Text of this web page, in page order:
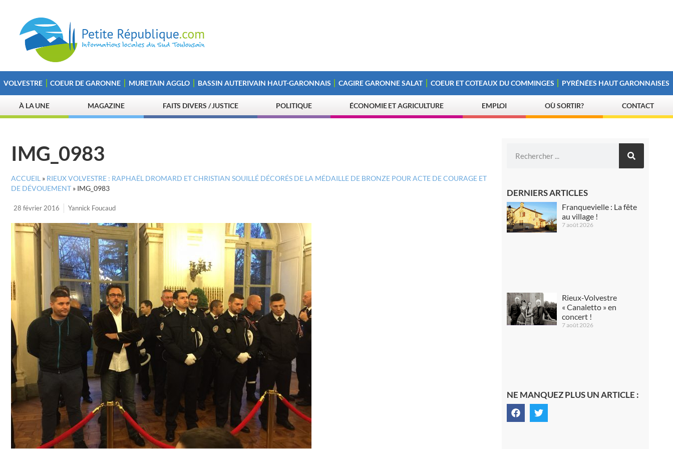
VOLVESTRE COEUR DE GARONNE MURETAIN AGGLO BASSIN AUTERIVAIN HAUT-GARONNAIS CAGIRE GARONNE SALAT COEUR ET COTEAUX DU COMMINGES PYRÉNÉES HAUT GARONNAISES
À LA UNE MAGAZINE FAITS DIVERS / JUSTICE POLITIQUE ÉCONOMIE ET AGRICULTURE EMPLOI OÙ SORTIR? CONTACT
IMG_0983
ACCUEIL » RIEUX VOLVESTRE : RAPHAËL DROMARD ET CHRISTIAN SOUILLÉ DÉCORÉS DE LA MÉDAILLE DE BRONZE POUR ACTE DE COURAGE ET
DE DÉVOUEMENT » IMG_0983
28 février 2016 Yannick Foucaud
DERNIERS ARTICLES
Franquevielle : La fête
au village !
7 août 2026
Rieux-Volvestre
« Canaletto » en
concert !
7 août 2026
NE MANQUEZ PLUS UN ARTICLE :